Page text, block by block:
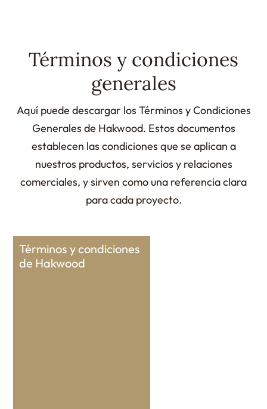
Términos y condiciones
generales
Aquí puede descargar los Términos y Condiciones
Generales de Hakwood. Estos documentos
establecen las condiciones que se aplican a
nuestros productos, servicios y relaciones
comerciales, y sirven como una referencia clara
para cada proyecto.
Términos y condiciones
de Hakwood